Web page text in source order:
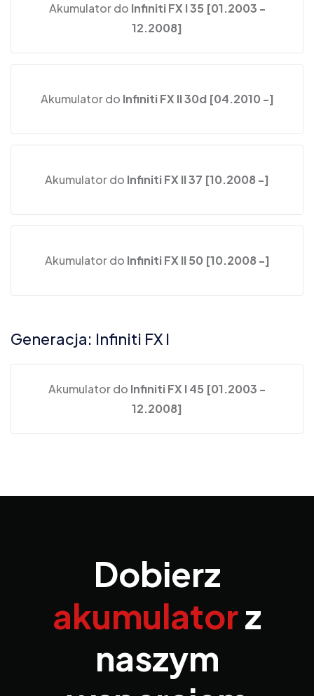
Akumulator do Infiniti FX I 35 [01.2003 -
12.2008]
Akumulator do Infiniti FX II 30d [04.2010 -]
Akumulator do Infiniti FX II 37 [10.2008 -]
Akumulator do Infiniti FX II 50 [10.2008 -]
Generacja: Infiniti FX I
Akumulator do Infiniti FX I 45 [01.2003 -
12.2008]
Dobierz
akumulatorz
naszym